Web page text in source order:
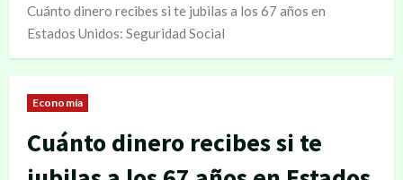
Cuánto dinero recibes si te jubilas a los 67 años en
Estados Unidos: Seguridad Social
Economía
Cuánto dinero recibes si te